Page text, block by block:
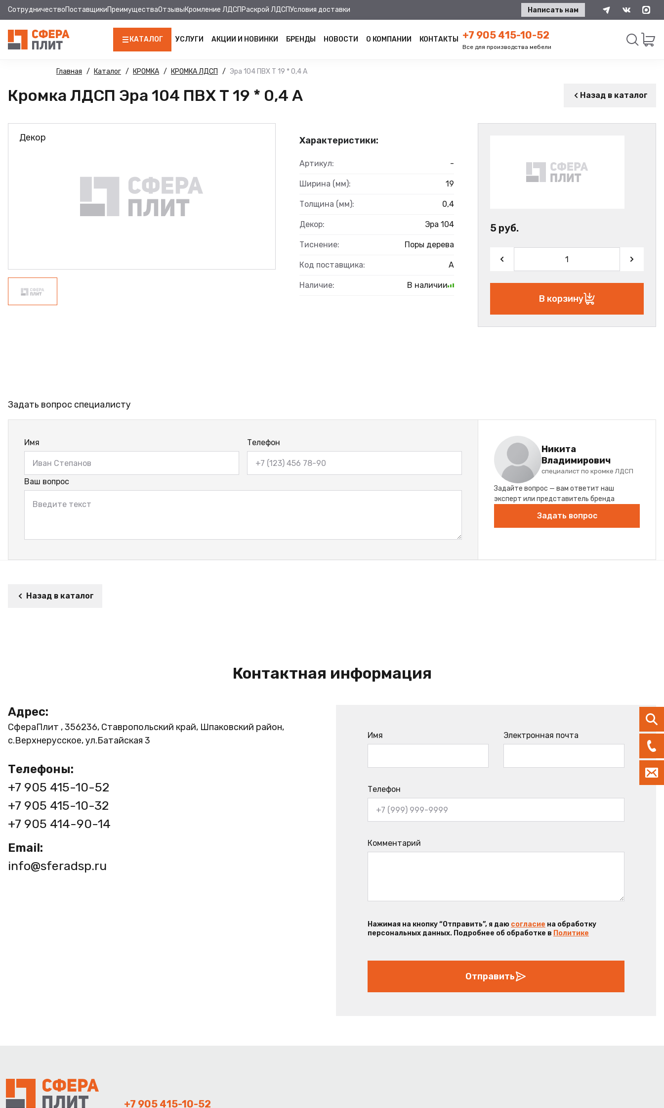
СотрудничествоПоставщикиПреимуществаОтзывыКромление ЛДСП Раскрой ЛДСПУсловия доставки Написать нам
КАТАЛОГ
ЛДСП
КРОМКА
ХДФ
ДВПО
УСЛУГИ АКЦИИ И НОВИНКИ БРЕНДЫ НОВОСТИ О КОМПАНИИ КОНТАКТЫ +7 905 415-10-52
Все для производства мебели
Главная Каталог КРОМКА КРОМКА ЛДСП Эра 104 ПВХ Т 19 * 0,4 А
Кромка ЛДСП Эра 104 ПВХ Т 19 * 0,4 А Назад в каталог
Декор Характеристики:
Артикул: -
Ширина (мм): 19
Толщина (мм): 0,4
Декор: Эра 104
Тиснение: Поры дерева
Код поставщика: А
Наличие: В наличии
5 руб.
В корзину
Задать вопрос специалисту
Имя Телефон
Ваш вопрос
Никита
Владимирович
специалист по кромке ЛДСП
Задайте вопрос — вам ответит наш
эксперт или представитель бренда
Задать вопрос
Назад в каталог
Контактная информация
Адрес:
СфераПлит , 356236, Ставропольский край, Шпаковский район,
с.Верхнерусское, ул.Батайская 3
Телефоны:
+7 905 415-10-52
+7 905 415-10-32
+7 905 414-90-14
Email:
info@sferadsp.ru
Имя Электронная почта
Телефон
Комментарий
Нажимая на кнопку “Отправить”, я даю согласие на обработку
персональных данных. Подробнее об обработке в Политике
Отправить
+7 905 415-10-52